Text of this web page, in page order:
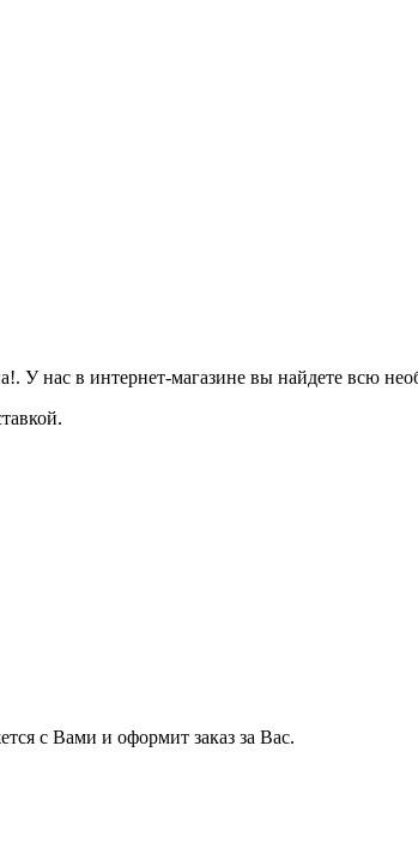
У нас в интернет-магазине вы найдете всю
с Вами и оформит заказ за Вас.